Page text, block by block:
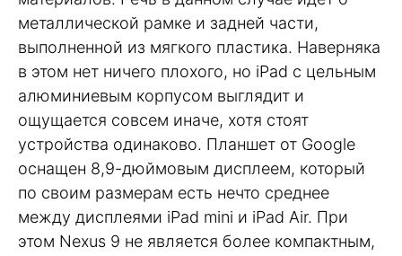
металлической рамке и задней части,
выполненной из мягкого пластика. Наверняка
в этом нет ничего плохого, но iPad с цельным
алюминиевым корпусом выглядит и
ощущается совсем иначе, хотя стоят
устройства одинаково. Планшет от Google
оснащен 8,9-дюймовым дисплеем, который
по своим размерам есть нечто среднее
между дисплеями iPad mini и iPad Air. При
этом Nexus 9 не является более компактным,